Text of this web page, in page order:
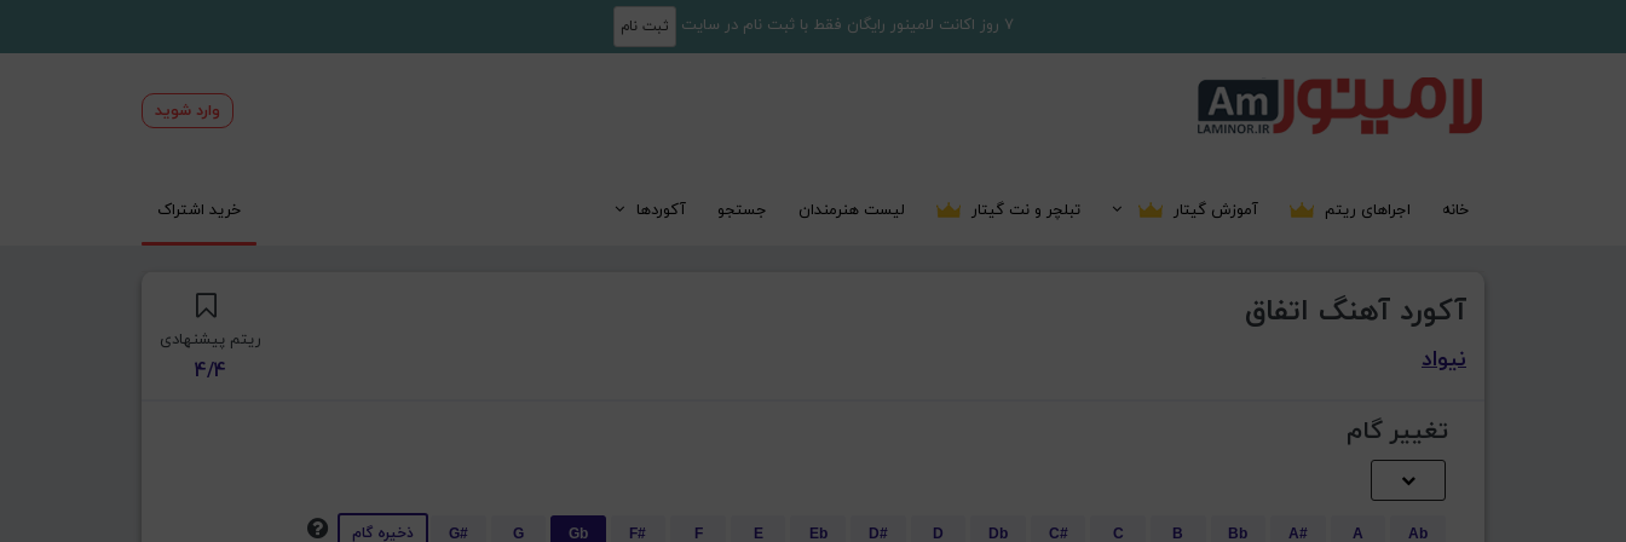
7 روز اکانت لامینور رایگان فقط با ثبت نام در سایت ثبت نام
وارد شوید
خانه اجراهای ریتم آموزش گیتار تبلچر و نت گیتار لیست هنرمندان جستجو آکوردها خرید اشتراک
آکورد آهنگ اتفاق
نیواد
ریتم پیشنهادی
4/4
تغییر گام
Ab
A
A#
Bb
B
C
C#
Db
D
D#
Eb
E
F
F#
Gb
G
G# ذخیره گام